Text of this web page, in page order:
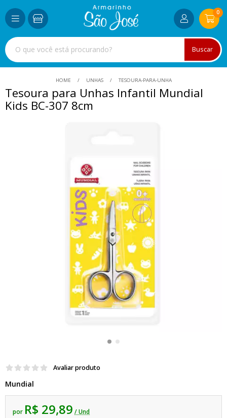
Buscar
0
HOME UNHAS TESOURA-PARA-UNHA
Tesoura para Unhas Infantil Mundial
Kids BC-307 8cm
Avaliar produto
Mundial
por R$ 29,89 / Und